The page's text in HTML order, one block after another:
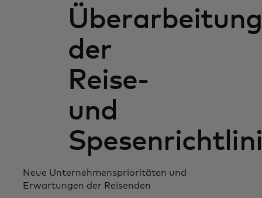
Neuigkeiten und Trends
der
Reise-
und
Neue Unternehmensprioritäten und
Erwartungen der Reisenden